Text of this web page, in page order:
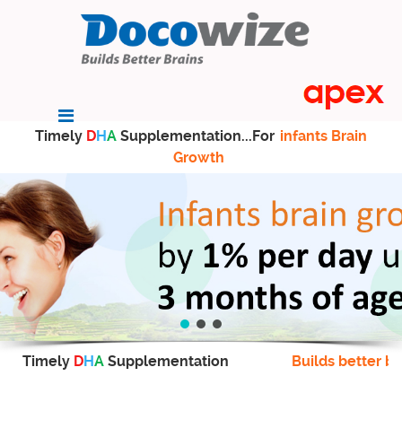
Timely DHA Supplementation...For infants Brain
Growth
Timely DHA Supplementation Builds better